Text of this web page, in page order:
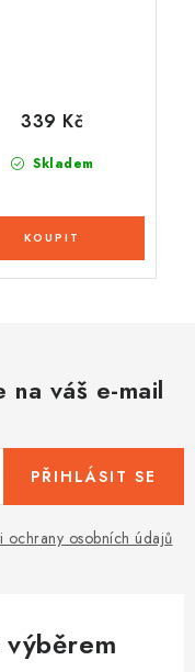
Skladem
339 Kč
na váš e-mail
ochrany osobních údajů
PŘIHLÁSIT SE
výběrem